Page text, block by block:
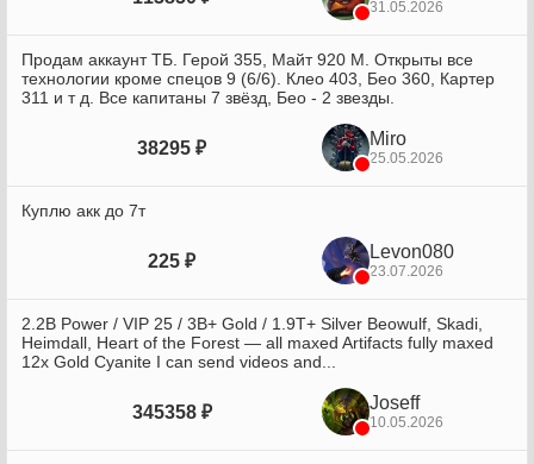
31.05.2026
Продам аккаунт ТБ. Герой 355, Майт 920 М. Открыты все
технологии кроме спецов 9 (6/6). Клео 403, Бео 360, Картер
311 и т д. Все капитаны 7 звёзд, Бео - 2 звезды.
38295 ₽ Miro
25.05.2026
Куплю акк до 7т
225 ₽ Levon080
23.07.2026
2.2B Power / VIP 25 / 3B+ Gold / 1.9T+ Silver Beowulf, Skadi,
Heimdall, Heart of the Forest — all maxed Artifacts fully maxed
12x Gold Cyanite I can send videos and...
345358 ₽ Joseff
10.05.2026